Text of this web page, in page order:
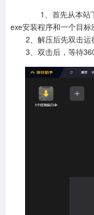
1、首先从本站
exe安装程序和一个目标
2、解压后先双击运
3、双击后，等待